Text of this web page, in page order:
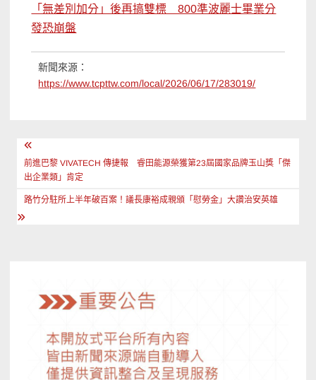
「無差別加分」後再搞雙標 800準波麗士畢業分
發恐崩盤
新聞來源：
https://www.tcpttw.com/local/2026/06/17/283019/
文
章
導
覽
前進巴黎 VIVATECH 傳捷報 睿田能源榮獲第23屆國家品牌玉山獎「傑
出企業類」肯定
路竹分駐所上半年破百案！議長康裕成親頒「慰勞金」大讚治安英雄